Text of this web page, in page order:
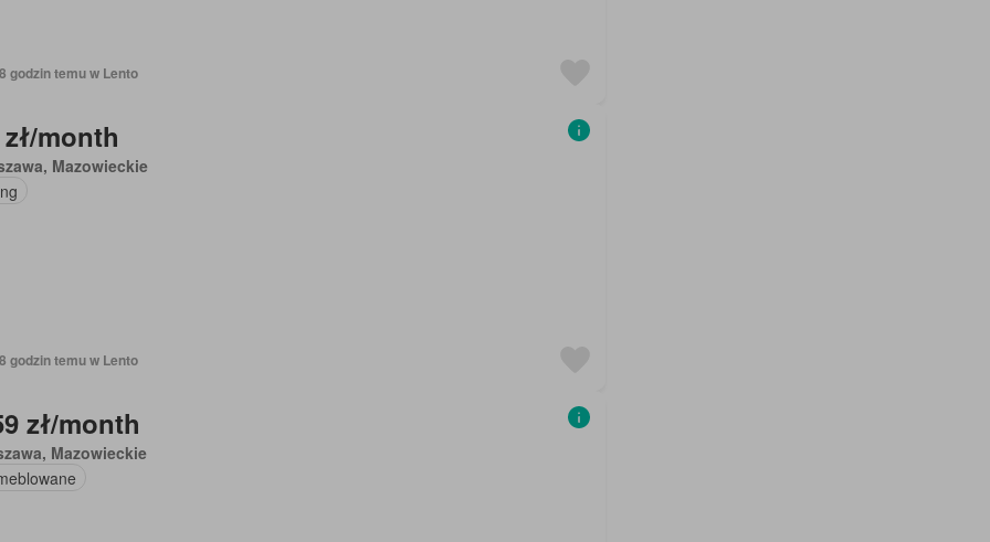
godzin temu w Lento
month
Mazowieckie
godzin temu w Lento
zł/month
Mazowieckie